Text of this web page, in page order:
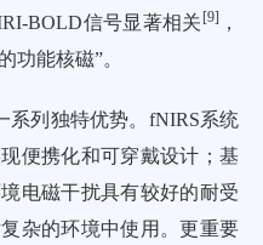
BOLD信号显著相关 [9] ，
功能核磁”。
系列独特优势。fNIRS系统
便携化和可穿戴设计；基
电磁干扰具有较好的耐受
杂的环境中使用。更重要